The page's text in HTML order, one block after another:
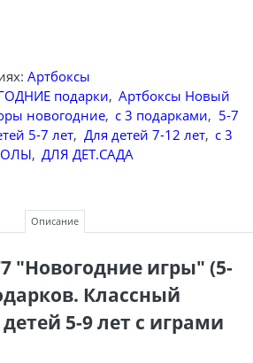
Артбоксы
подарки, Артбоксы Новый
новогодние, с 3 подарками, 5-7
5-7 лет, Для детей 7-12 лет, с 3
, ДЛЯ ДЕТ.САДА
Описание
"Новогодние игры" (5-
Классный
5-9 лет с играми